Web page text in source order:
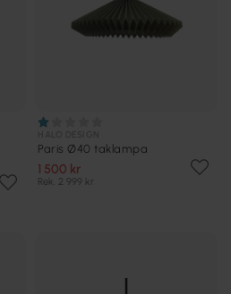
Paris Ø40 taklampa
1 500 kr
Rek. 2 999 kr